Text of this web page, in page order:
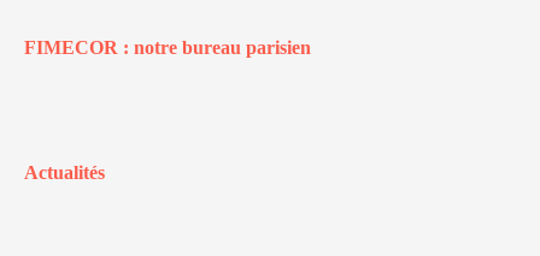
FIMECOR : notre bureau parisien
Actualités